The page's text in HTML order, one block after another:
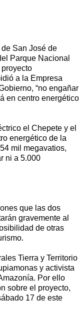
San José de
Parque Nacional
a la Empresa
“no engañar
en centro energético
el Chepete y el
energético de la
mil megavatios,
ni a 5.000
que las dos
gravemente al
de otras
Tierra y Territorio
y activista
Por ello
sobre el proyecto,
17 de este